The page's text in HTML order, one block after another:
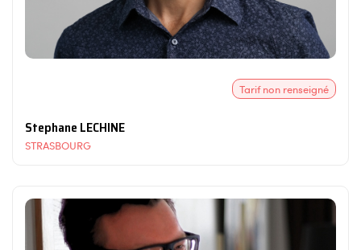
Tarif non renseigné
Stephane LECHINE
STRASBOURG